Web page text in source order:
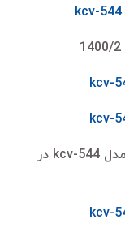
نصب مانیتور آیفون تصویری کوکوم مدل kcv-544 در